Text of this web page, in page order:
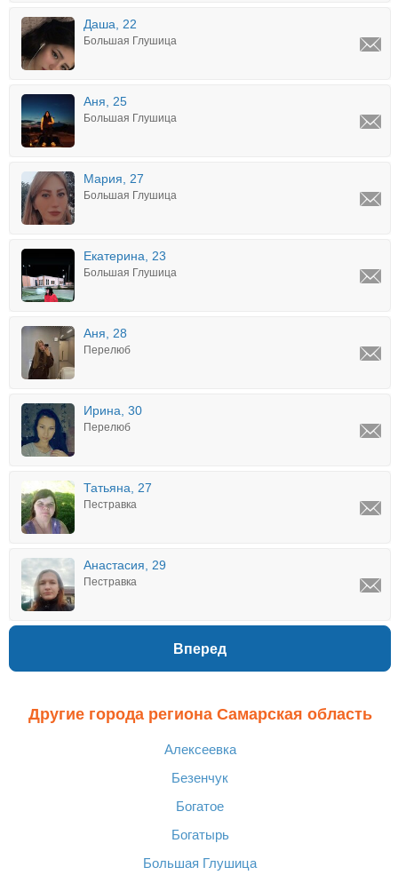
Даша, 22
Большая Глушица
Аня, 25
Большая Глушица
Мария, 27
Большая Глушица
Екатерина, 23
Большая Глушица
Аня, 28
Перелюб
Ирина, 30
Перелюб
Татьяна, 27
Пестравка
Анастасия, 29
Пестравка
Вперед
Другие города региона Самарская область
Алексеевка
Безенчук
Богатое
Богатырь
Большая Глушица